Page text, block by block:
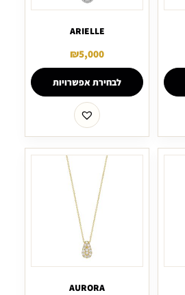
ARIELLE
₪5,000
לבחירת אפשרויות
AURORA